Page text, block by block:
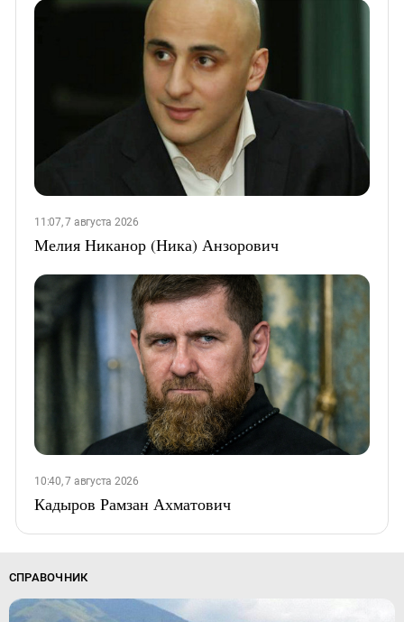
11:07, 7 августа 2026
Мелия Никанор (Ника) Анзорович
10:40, 7 августа 2026
Кадыров Рамзан Ахматович
СПРАВОЧНИК